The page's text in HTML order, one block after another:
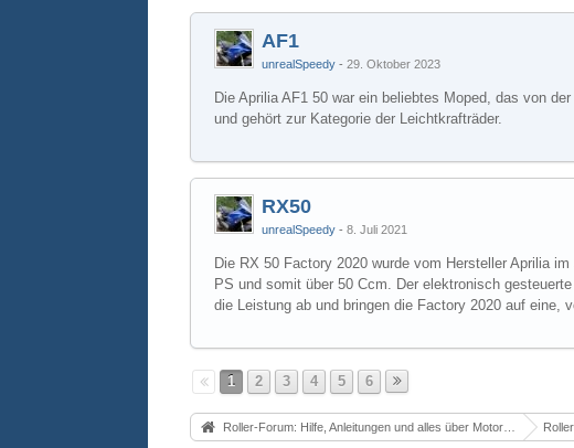
AF1
unrealSpeedy 29. Oktober 2023
Die Aprilia AF1 50 war ein beliebtes Moped, das von
und gehört zur Kategorie der Leichtkrafträder.
RX50
unrealSpeedy 8. Juli 2021
Die RX 50 Factory 2020 wurde vom Hersteller Aprilia
PS und somit über 50 Ccm. Der elektronisch
die Leistung ab und bringen die Factory 2020 auf eine,
1 2 3 4 5 6
Roller-Forum: Hilfe, Anleitungen und alles über Motorroller